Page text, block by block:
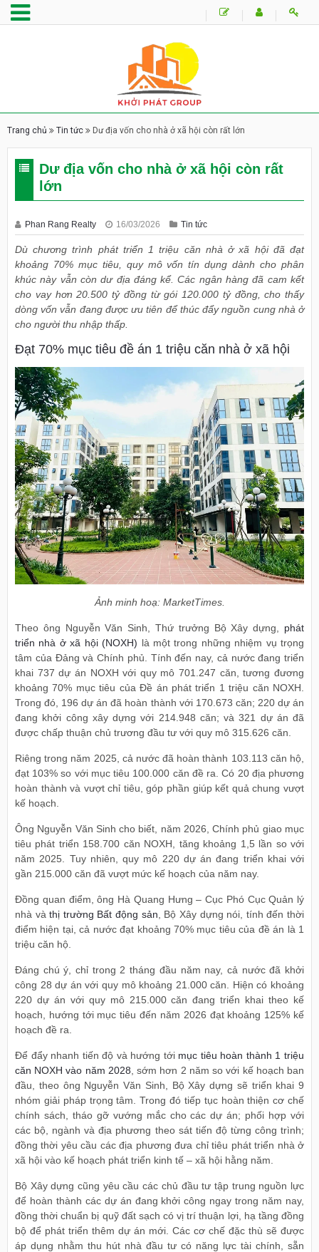
Trang chủ Tin tức Dư địa vốn cho nhà ở xã hội còn rất lớn
Dư địa vốn cho nhà ở xã hội còn rất
lớn
Phan Rang Realty 16/03/2026 Tin tức
Dù chương trình phát triển 1 triệu căn nhà ở xã hội đã đạt
khoảng 70% mục tiêu, quy mô vốn tín dụng dành cho phân
khúc này vẫn còn dư địa đáng kể. Các ngân hàng đã cam kết
cho vay hơn 20.500 tỷ đồng từ gói 120.000 tỷ đồng, cho thấy
dòng vốn vẫn đang được ưu tiên để thúc đẩy nguồn cung nhà ở
cho người thu nhập thấp.
Đạt 70% mục tiêu đề án 1 triệu căn nhà ở xã hội
Ảnh minh hoạ: MarketTimes.
Theo ông Nguyễn Văn Sinh, Thứ trưởng Bộ Xây dựng, phát
triển nhà ở xã hội (NOXH) là một trong những nhiệm vụ trọng
tâm của Đảng và Chính phủ. Tính đến nay, cả nước đang triển
khai 737 dự án NOXH với quy mô 701.247 căn, tương đương
khoảng 70% mục tiêu của Đề án phát triển 1 triệu căn NOXH.
Trong đó, 196 dự án đã hoàn thành với 170.673 căn; 220 dự án
đang khởi công xây dựng với 214.948 căn; và 321 dự án đã
được chấp thuận chủ trương đầu tư với quy mô 315.626 căn.
Riêng trong năm 2025, cả nước đã hoàn thành 103.113 căn hộ,
đạt 103% so với mục tiêu 100.000 căn đề ra. Có 20 địa phương
hoàn thành và vượt chỉ tiêu, góp phần giúp kết quả chung vượt
kế hoạch.
Ông Nguyễn Văn Sinh cho biết, năm 2026, Chính phủ giao mục
tiêu phát triển 158.700 căn NOXH, tăng khoảng 1,5 lần so với
năm 2025. Tuy nhiên, quy mô 220 dự án đang triển khai với
gần 215.000 căn đã vượt mức kế hoạch của năm nay.
Đồng quan điểm, ông Hà Quang Hưng – Cục Phó Cục Quản lý
nhà vàthị trường Bất động sản , Bộ Xây dựng nói, tính đến thời
điểm hiện tại, cả nước đạt khoảng 70% mục tiêu của đề án là 1
triệu căn hộ.
Đáng chú ý, chỉ trong 2 tháng đầu năm nay, cả nước đã khởi
công 28 dự án với quy mô khoảng 21.000 căn. Hiện có khoảng
220 dự án với quy mô 215.000 căn đang triển khai theo kế
hoạch, hướng tới mục tiêu đến năm 2026 đạt khoảng 125% kế
hoạch đề ra.
Để đẩy nhanh tiến độ và hướng tớimục tiêu hoàn thành 1 triệu
căn NOXH vào năm 2028 , sớm hơn 2 năm so với kế hoạch ban
đầu, theo ông Nguyễn Văn Sinh, Bộ Xây dựng sẽ triển khai 9
nhóm giải pháp trọng tâm. Trong đó tiếp tục hoàn thiện cơ chế
chính sách, tháo gỡ vướng mắc cho các dự án; phối hợp với
các bộ, ngành và địa phương theo sát tiến độ từng công trình;
đồng thời yêu cầu các địa phương đưa chỉ tiêu phát triển nhà ở
xã hội vào kế hoạch phát triển kinh tế – xã hội hằng năm.
Bộ Xây dựng cũng yêu cầu các chủ đầu tư tập trung nguồn lực
để hoàn thành các dự án đang khởi công ngay trong năm nay,
đồng thời chuẩn bị quỹ đất sạch có vị trí thuận lợi, hạ tầng đồng
bộ để phát triển thêm dự án mới. Các cơ chế đặc thù sẽ được
áp dụng nhằm thu hút nhà đầu tư có năng lực tài chính, sẵn